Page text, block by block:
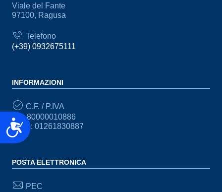
Accessibilità
Viale del Fante
97100, Ragusa
Telefono
(+39) 0932675111
INFORMAZIONI
C.F. / P.IVA
CF: 80000010886
P.IVA: 01261830887
POSTA ELETTRONICA
PEC